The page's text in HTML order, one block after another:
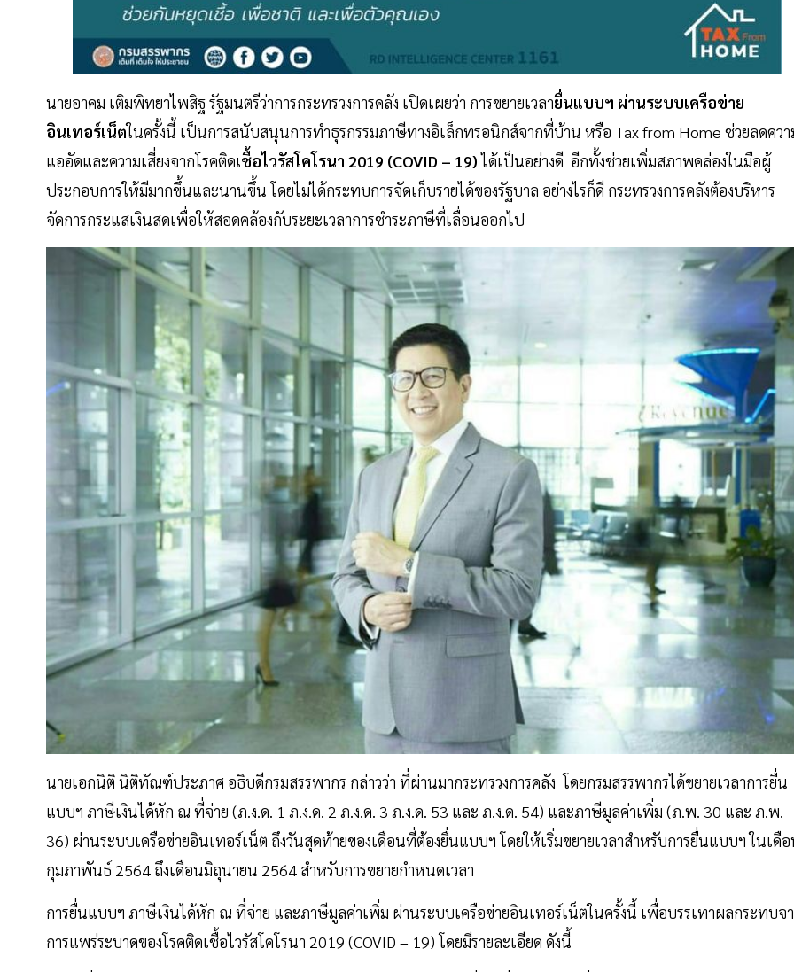
นายอาคม เติมพิทยาไพสิฐ รัฐมนตรีว่าการกระทรวงการคลัง เปิดเผยว่า การขยายเวลายื่นแบบฯ ผ่านระบบเครือข่าย
อินเทอร์เน็ตในครั้งนี้ เป็นการสนับสนุนการทำธุรกรรมภาษีทางอิเล็กทรอนิกส์จากที่บ้าน หรือ Tax from Home ช่วยลดคว
แออัดและความเสี่ยงจากโรคติดเชื้อไวรัสโคโรนา 2019 (COVID – 19)ได้เป็นอย่างดี อีกทั้งช่วยเพิ่มสภาพคล่องในมือผู้
ประกอบการให้มีมากขึ้นและนานขึ้น โดยไม่ได้กระทบการจัดเก็บรายได้ของรัฐบาล อย่างไรก็ดี กระทรวงการคลังต้องบริหาร
จัดการกระแสเงินสดเพื่อให้สอดคล้องกับระยะเวลาการชำระภาษีที่เลื่อนออกไป
นายเอกนิติ นิติทัณฑ์ประภาศ อธิบดีกรมสรรพากร กล่าวว่า ที่ผ่านมากระทรวงการคลัง โดยกรมสรรพากรได้ขยายเวลาการยื่น
แบบฯ ภาษีเงินได้หัก ณ ที่จ่าย (ภ.ง.ด. 1 ภ.ง.ด. 2 ภ.ง.ด. 3 ภ.ง.ด. 53 และ ภ.ง.ด. 54) และภาษีมูลค่าเพิ่ม (ภ.พ. 30 และ ภ.พ.
36) ผ่านระบบเครือข่ายอินเทอร์เน็ต ถึงวันสุดท้ายของเดือนที่ต้องยื่นแบบฯ โดยให้เริ่มขยายเวลาสำหรับการยื่นแบบฯ ในเดื
กุมภาพันธ์ 2564 ถึงเดือนมิถุนายน 2564 สำหรับการขยายกำหนดเวลา
การยื่นแบบฯ ภาษีเงินได้หัก ณ ที่จ่าย และภาษีมูลค่าเพิ่ม ผ่านระบบเครือข่ายอินเทอร์เน็ตในครั้งนี้ เพื่อบรรเทาผลกระทบจ
การแพร่ระบาดของโรคติดเชื้อไวรัสโคโรนา 2019 (COVID – 19) โดยมีรายละเอียด ดังนี้